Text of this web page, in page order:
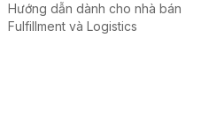
Hướng dẫn dành cho nhà bán
Fulfillment và Logistics